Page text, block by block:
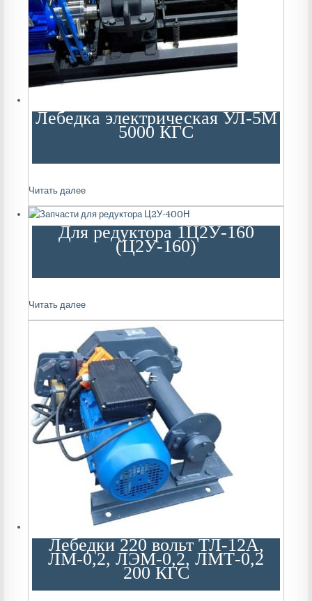
Лебедка электрическая УЛ-5М
5000 КГС
Читать далее
Для редуктора 1Ц2У-160
(Ц2У-160)
Читать далее
Лебедки 220 вольт ТЛ-12А,
ЛМ-0,2, ЛЭМ-0,2, ЛМТ-0,2
200 КГС